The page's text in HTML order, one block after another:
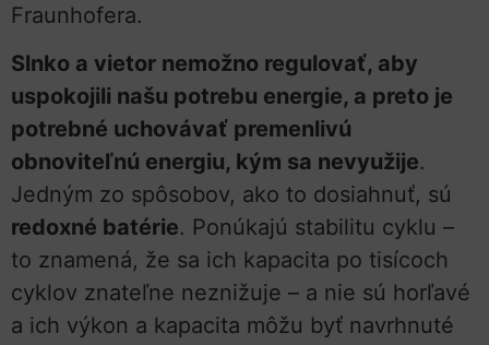
Fraunhofera.
Slnko a vietor nemožno regulovať, aby
uspokojili našu potrebu energie, a preto je
potrebné uchovávať premenlivú
obnoviteľnú energiu, kým sa nevyužije.
Jedným zo spôsobov, ako to dosiahnuť, sú
redoxné batérie. Ponúkajú stabilitu cyklu –
to znamená, že sa ich kapacita po tisícoch
cyklov znateľne neznižuje – a nie sú horľavé
a ich výkon a kapacita môžu byť navrhnuté